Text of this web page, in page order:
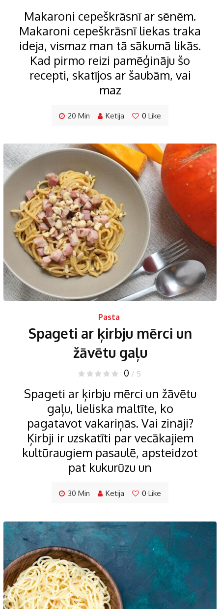
Makaroni cepeškrāsnī ar sēnēm.
Makaroni cepeškrāsnī liekas traka
ideja, vismaz man tā sākumā likās.
Kad pirmo reizi pamēģināju šo
recepti, skatījos ar šaubām, vai
maz
20 Min Ketija 0 Like
Pasta
Spageti ar ķirbju mērci un
žāvētu gaļu
0 / 5
Spageti ar ķirbju mērci un žāvētu
gaļu, lieliska maltīte, ko
pagatavot vakariņās. Vai zināji?
Ķirbji ir uzskatīti par vecākajiem
kultūraugiem pasaulē, apsteidzot
pat kukurūzu un
30 Min Ketija 0 Like